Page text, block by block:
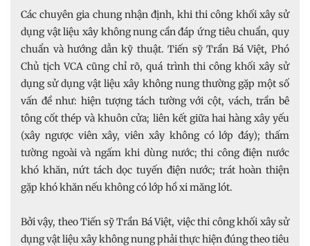
Các chuyên gia chung nhận định, khi thi công khối xây sử
dụng vật liệu xây không nung cần đáp ứng tiêu chuẩn, quy
chuẩn và hướng dẫn kỹ thuật. Tiến sỹ Trần Bá Việt, Phó
Chủ tịch VCA cũng chỉ rõ, quá trình thi công khối xây sử
dụng sử dụng vật liệu xây không nung thường gặp một số
vấn đề như: hiện tượng tách tường với cột, vách, trần bê
tông cốt thép và khuôn cửa; liên kết giữa hai hàng xây yếu
(xây ngược viên xây, viên xây không có lớp đáy); thấm
tường ngoài và ngấm khi dùng nước; thi công điện nước
khó khăn, nứt tách dọc tuyến điện nước; trát hoàn thiện
gặp khó khăn nếu không có lớp hồ xi măng lót.
Bởi vậy, theo Tiến sỹ Trần Bá Việt, việc thi công khối xây sử
dụng vật liệu xây không nung phải thực hiện đúng theo tiêu